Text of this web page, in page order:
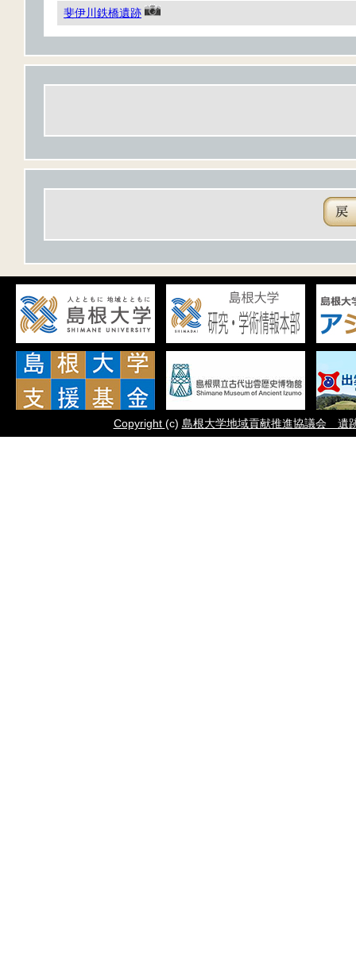
斐伊川鉄橋遺跡
Copyright (c) 島根大学地域貢献推進協議会 遺